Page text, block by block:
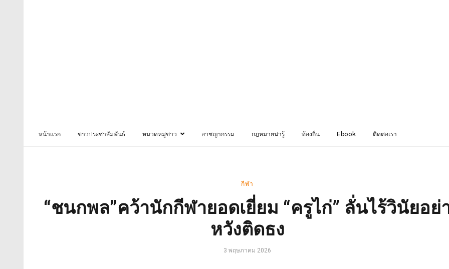
หน้าแรก ข่าวประชาสัมพันธ์ หมวดหมู่ข่าว อาชญากรรม กฎหมายน่ารู้ ท้องถิ่น Ebook ติดต่อเรา
กีฬา
“ชนกพล”คว้านักกีฬายอดเยี่ยม “ครูไก่” ลั่นไร้วินัยอย่
หวังติดธง
3 พฤษภาคม 2026